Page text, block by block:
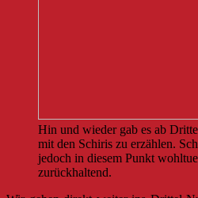
Hin und wieder gab es ab
mit den Schiris zu erzählen.
jedoch in diesem Punkt
zurückhaltend.